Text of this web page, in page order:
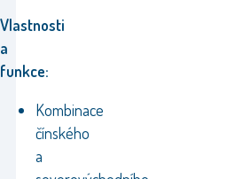
Vlastnosti
a
funkce:
Kombinace
čínského
a